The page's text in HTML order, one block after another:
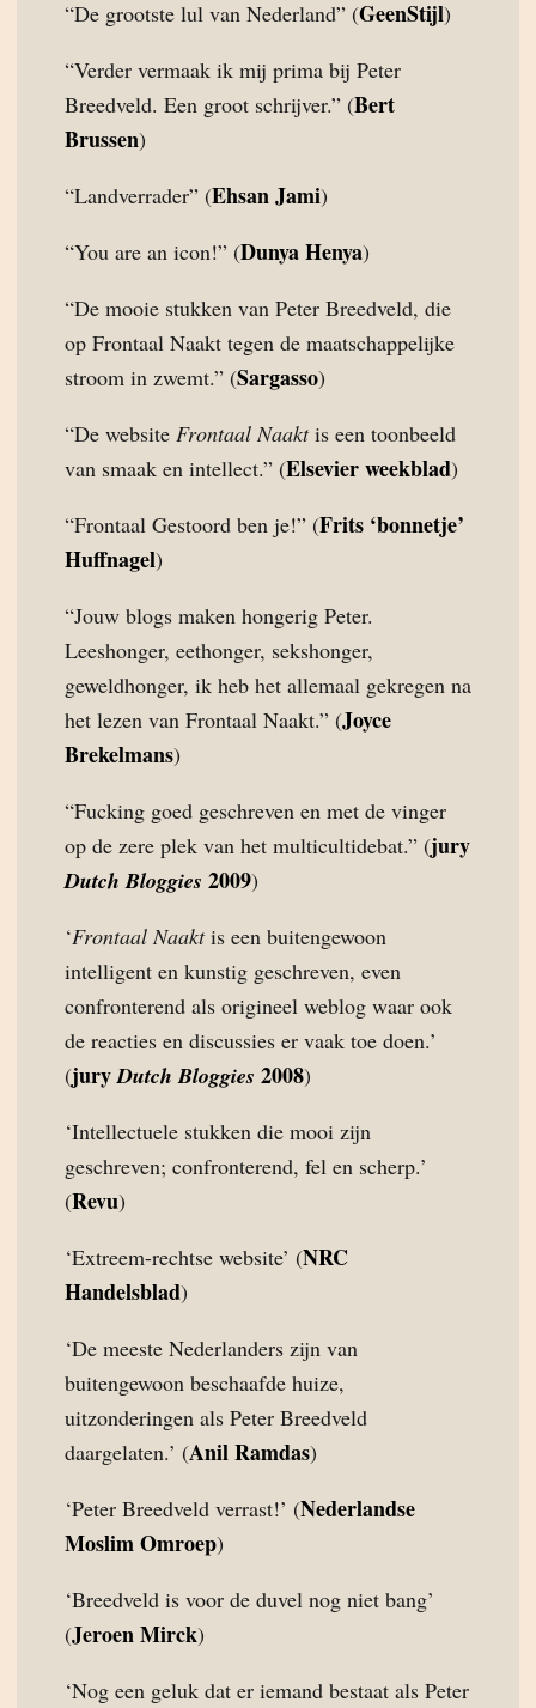
“De grootste lul van Nederland” (GeenStijl)
“Verder vermaak ik mij prima bij Peter
Breedveld. Een groot schrijver.” (Bert
Brussen)
“Landverrader” (Ehsan Jami)
“You are an icon!” (Dunya Henya)
“De mooie stukken van Peter Breedveld, die
op Frontaal Naakt tegen de maatschappelijke
stroom in zwemt.” (Sargasso)
“De website Frontaal Naaktis een toonbeeld
van smaak en intellect.” (Elsevier weekblad)
“Frontaal Gestoord ben je!” (Frits ‘bonnetje’
Huffnagel)
“Jouw blogs maken hongerig Peter.
Leeshonger, eethonger, sekshonger,
geweldhonger, ik heb het allemaal gekregen na
het lezen van Frontaal Naakt.” (Joyce
Brekelmans)
“Fucking goed geschreven en met de vinger
op de zere plek van het multicultidebat.” (jury
Dutch Bloggies 2009)
‘Frontaal Naaktis een buitengewoon
intelligent en kunstig geschreven, even
confronterend als origineel weblog waar ook
de reacties en discussies er vaak toe doen.’
(juryDutch Bloggies 2008)
‘Intellectuele stukken die mooi zijn
geschreven; confronterend, fel en scherp.’
(Revu)
‘Extreem-rechtse website’ (NRC
Handelsblad)
‘De meeste Nederlanders zijn van
buitengewoon beschaafde huize,
uitzonderingen als Peter Breedveld
daargelaten.’ (Anil Ramdas)
‘Peter Breedveld verrast!’ (Nederlandse
Moslim Omroep)
‘Breedveld is voor de duvel nog niet bang’
(Jeroen Mirck)
‘Nog een geluk dat er iemand bestaat als Peter